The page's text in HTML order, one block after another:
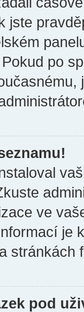
jste
po
ve
je
stránkách
pod